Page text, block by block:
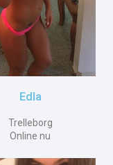
Edla
Trelleborg
Online nu